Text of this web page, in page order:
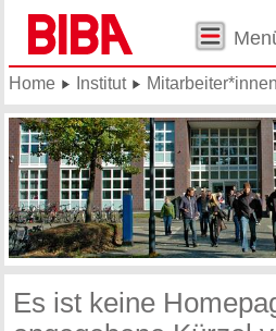
Home Institut Mitarbeiter*innen
Es ist keine